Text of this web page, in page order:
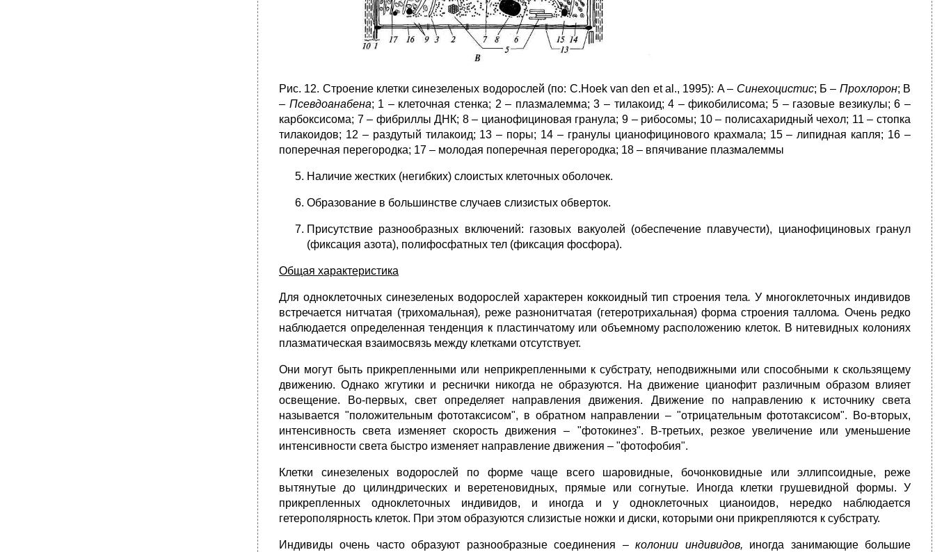
Рис. 12. Строение клетки синезеленых водорослей (по: C.Hoek van den et al., 1995): A – Синехоцистис; Б – Прохлорон; В
– Псевдоанабена; 1 – клеточная стенка; 2 – плазмалемма; 3 – тилакоид; 4 – фикобилисома; 5 – газовые везикулы; 6 –
карбоксисома; 7 – фибриллы ДНК; 8 – цианофициновая гранула; 9 – рибосомы; 10 – полисахаридный чехол; 11 – стопка
тилакоидов; 12 – раздутый тилакоид; 13 – поры; 14 – гранулы цианофицинового крахмала; 15 – липидная капля; 16 –
поперечная перегородка; 17 – молодая поперечная перегородка; 18 – впячивание плазмалеммы
Наличие жестких (негибких) слоистых клеточных оболочек.
Образование в большинстве случаев слизистых обверток.
Присутствие разнообразных включений: газовых вакуолей (обеспечение плавучести), цианофициновых гранул
(фиксация азота), полифосфатных тел (фиксация фосфора).
Общая характеристика
Для одноклеточных синезеленых водорослей характерен коккоидный тип строения тела. У многоклеточных индивидов
встречается нитчатая (трихомальная), реже разнонитчатая (гетеротрихальная) форма строения таллома. Очень редко
наблюдается определенная тенденция к пластинчатому или объемному расположению клеток. В нитевидных колониях
плазматическая взаимосвязь между клетками отсутствует.
Они могут быть прикрепленными или неприкрепленными к субстрату, неподвижными или способными к скользящему
движению. Однако жгутики и реснички никогда не образуются. На движение цианофит различным образом влияет
освещение. Во-первых, свет определяет направления движения. Движение по направлению к источнику света
называется "положительным фототаксисом", в обратном направлении – "отрицательным фототаксисом". Во-вторых,
интенсивность света изменяет скорость движения – "фотокинез". В-третьих, резкое увеличение или уменьшение
интенсивности света быстро изменяет направление движения – "фотофобия".
Клетки синезеленых водорослей по форме чаще всего шаровидные, бочонковидные или эллипсоидные, реже
вытянутые до цилиндрических и веретеновидных, прямые или согнутые. Иногда клетки грушевидной формы. У
прикрепленных одноклеточных индивидов, и иногда и у одноклеточных цианоидов, нередко наблюдается
гетерополярность клеток. При этом образуются слизистые ножки и диски, которыми они прикрепляются к субстрату.
Индивиды очень часто образуют разнообразные соединения –колонии индивидов, иногда занимающие большие